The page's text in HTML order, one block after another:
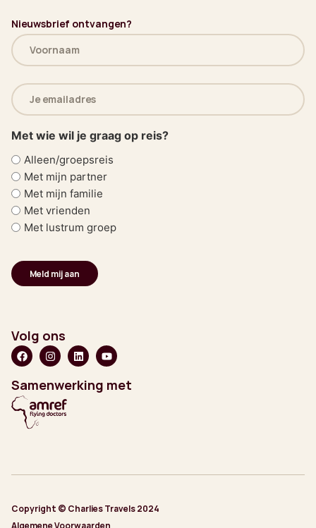
Nieuwsbrief ontvangen?
Naam
(Vereist)
E-
mailadres
(Vereist)
Met wie wil je graag op reis?
Alleen/groepsreis
Met mijn partner
Met mijn familie
Met vrienden
Met lustrum groep
Volg ons
Samenwerking met
Copyright © Charlies Travels 2024